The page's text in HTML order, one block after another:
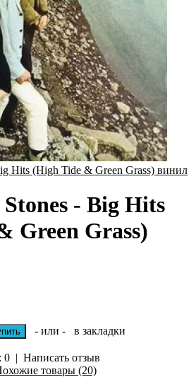
- Big Hits
Green Grass)
- или -
в закладки
0 | Написать отзыв
товары (20)